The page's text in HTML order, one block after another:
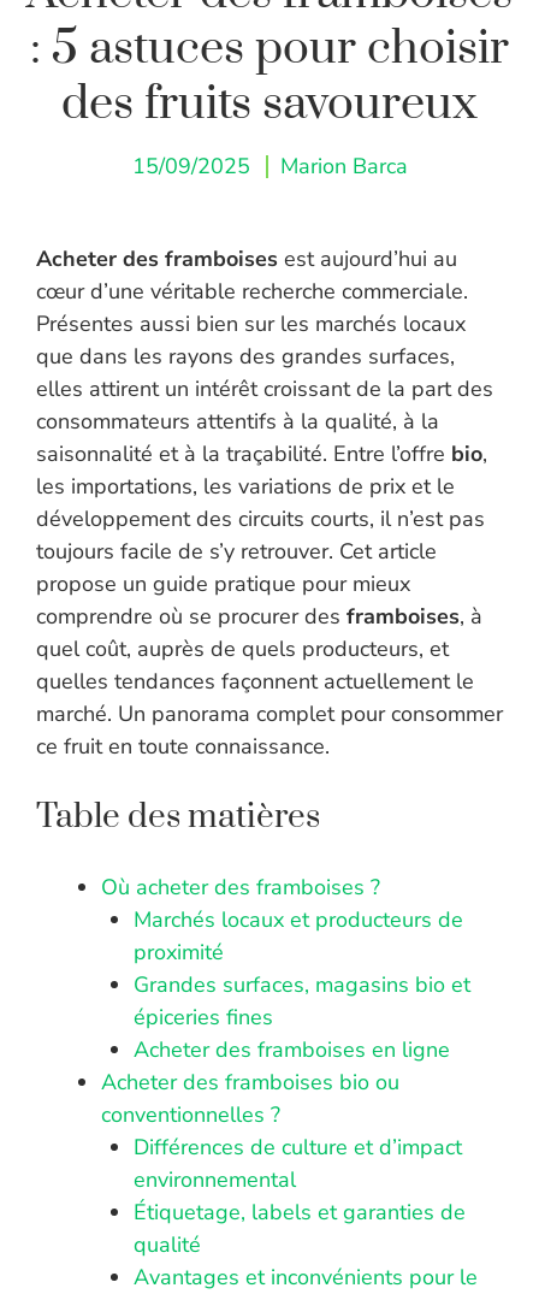
: 5 astuces pour choisir
des fruits savoureux
15/09/2025 Marion Barca
Acheter des framboises est aujourd’hui au
cœur d’une véritable recherche commerciale.
Présentes aussi bien sur les marchés locaux
que dans les rayons des grandes surfaces,
elles attirent un intérêt croissant de la part des
consommateurs attentifs à la qualité, à la
saisonnalité et à la traçabilité. Entre l’offre bio,
les importations, les variations de prix et le
développement des circuits courts, il n’est pas
toujours facile de s’y retrouver. Cet article
propose un guide pratique pour mieux
comprendre où se procurer des framboises, à
quel coût, auprès de quels producteurs, et
quelles tendances façonnent actuellement le
marché. Un panorama complet pour consommer
ce fruit en toute connaissance.
Table des matières
Où acheter des framboises ?
Marchés locaux et producteurs de
proximité
Grandes surfaces, magasins bio et
épiceries fines
Acheter des framboises en ligne
Acheter des framboises bio ou
conventionnelles ?
Différences de culture et d’impact
environnemental
Étiquetage, labels et garanties de
qualité
Avantages et inconvénients pour le